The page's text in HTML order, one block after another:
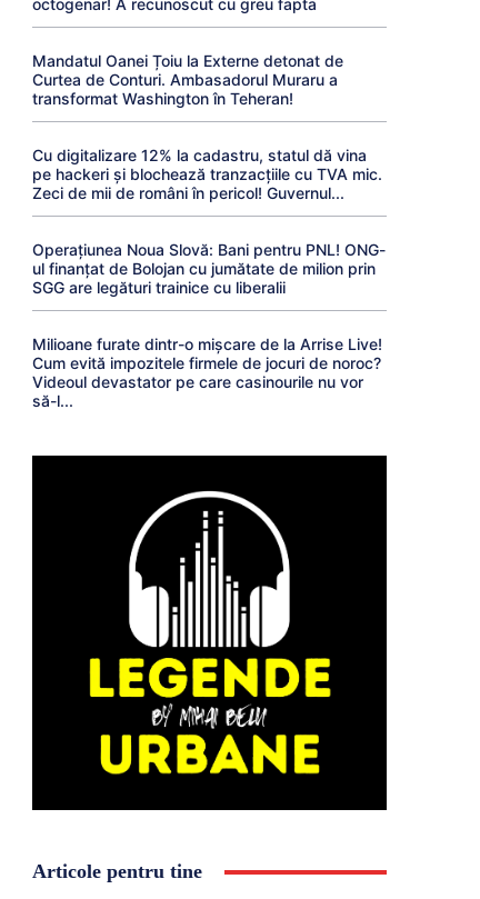
octogenar! A recunoscut cu greu fapta
Mandatul Oanei Țoiu la Externe detonat de
Curtea de Conturi. Ambasadorul Muraru a
transformat Washington în Teheran!
Cu digitalizare 12% la cadastru, statul dă vina
pe hackeri și blochează tranzacțiile cu TVA mic.
Zeci de mii de români în pericol! Guvernul...
Operațiunea Noua Slovă: Bani pentru PNL! ONG-
ul finanțat de Bolojan cu jumătate de milion prin
SGG are legături trainice cu liberalii
Milioane furate dintr-o mișcare de la Arrise Live!
Cum evită impozitele firmele de jocuri de noroc?
Videoul devastator pe care casinourile nu vor
să-l...
Articole pentru tine